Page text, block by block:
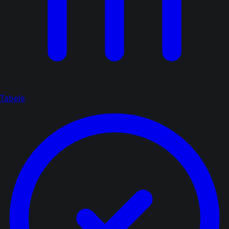
Tabele